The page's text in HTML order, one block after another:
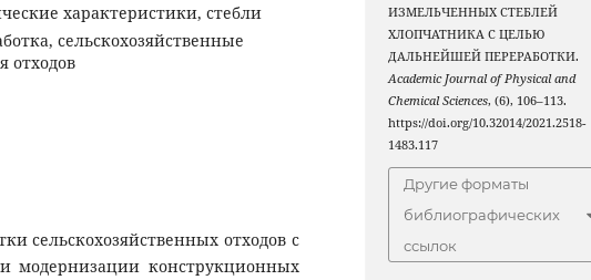
характеристики, стебли
сельскохозяйственные
отходов
сельскохозяйственных отходов с
модернизации конструкционных
ИЗМЕЛЬЧЕННЫХ СТЕБЛЕЙ
ХЛОПЧАТНИКА С ЦЕЛЬЮ
ДАЛЬНЕЙШЕЙ ПЕРЕРАБОТКИ.
Academic Journal of Physical and
Chemical Sciences, (6), 106–113.
https://doi.org/10.32014/2021.2518-
1483.117
Другие форматы
библиографических
ссылок